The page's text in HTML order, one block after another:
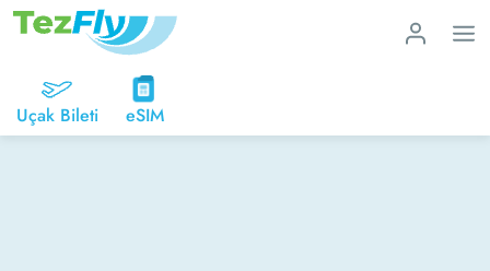
Uçak Bileti eSIM